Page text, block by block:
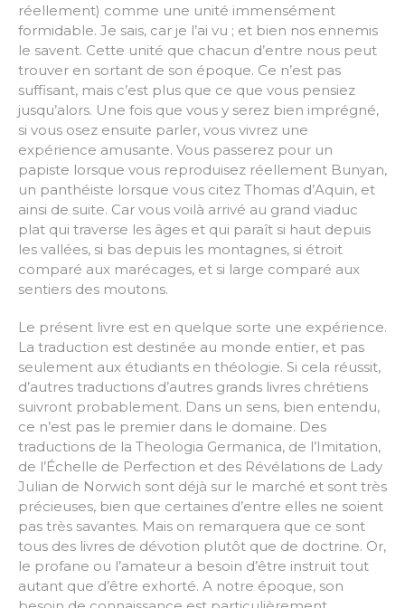
réellement) comme une unité immensément
formidable. Je sais, car je l’ai vu ; et bien nos ennemis
le savent. Cette unité que chacun d’entre nous peut
trouver en sortant de son époque. Ce n’est pas
suffisant, mais c’est plus que ce que vous pensiez
jusqu’alors. Une fois que vous y serez bien imprégné,
si vous osez ensuite parler, vous vivrez une
expérience amusante. Vous passerez pour un
papiste lorsque vous reproduisez réellement Bunyan,
un panthéiste lorsque vous citez Thomas d’Aquin, et
ainsi de suite. Car vous voilà arrivé au grand viaduc
plat qui traverse les âges et qui paraît si haut depuis
les vallées, si bas depuis les montagnes, si étroit
comparé aux marécages, et si large comparé aux
sentiers des moutons.
Le présent livre est en quelque sorte une expérience.
La traduction est destinée au monde entier, et pas
seulement aux étudiants en théologie. Si cela réussit,
d’autres traductions d’autres grands livres chrétiens
suivront probablement. Dans un sens, bien entendu,
ce n’est pas le premier dans le domaine. Des
traductions de la Theologia Germanica, de l’Imitation,
de l’Échelle de Perfection et des Révélations de Lady
Julian de Norwich sont déjà sur le marché et sont très
précieuses, bien que certaines d’entre elles ne soient
pas très savantes. Mais on remarquera que ce sont
tous des livres de dévotion plutôt que de doctrine. Or,
le profane ou l’amateur a besoin d’être instruit tout
autant que d’être exhorté. A notre époque, son